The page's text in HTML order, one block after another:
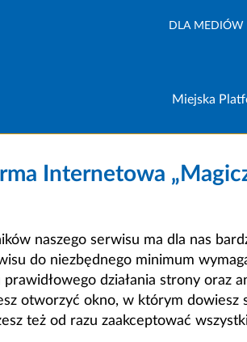
DLA MEDIÓW
Miejska
Internetowa
naszego serwisu ma dla nas
do niezbędnego minimum
działania strony oraz
otworzyć okno, w którym
też od razu zaakceptować